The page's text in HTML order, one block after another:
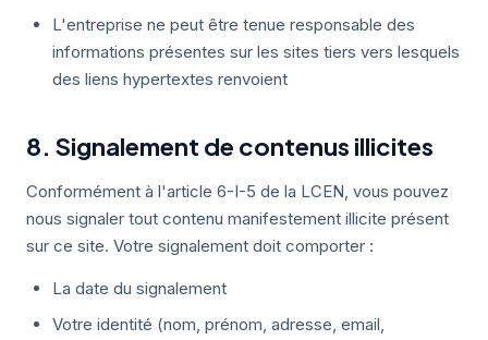
L'entreprise ne peut être tenue responsable des
informations présentes sur les sites tiers vers lesquels
des liens hypertextes renvoient
8. Signalement de contenus illicites
Conformément à l'article 6-I-5 de la LCEN, vous pouvez
nous signaler tout contenu manifestement illicite présent
sur ce site. Votre signalement doit comporter :
La date du signalement
Votre identité (nom, prénom, adresse, email,